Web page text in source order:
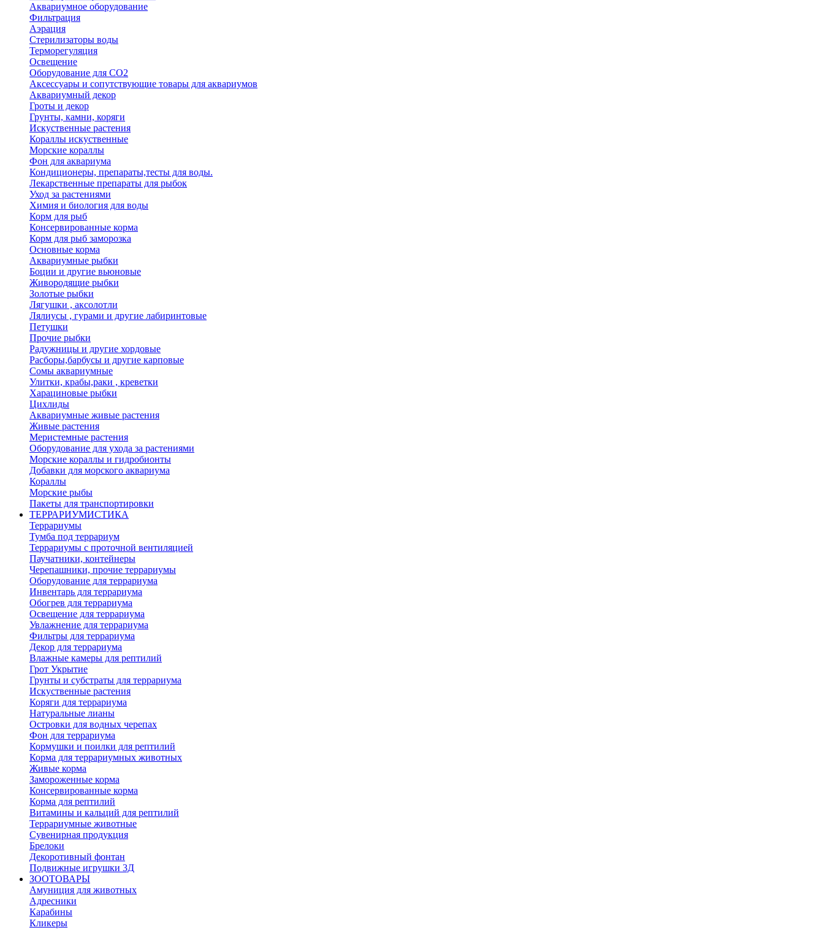
Аквариумное оборудование
Фильтрация
Аэрация
Стерилизаторы воды
Терморегуляция
Освещение
Оборудование для CO2
Аксессуары и сопутствующие товары для аквариумов
Аквариумный декор
Гроты и декор
Грунты, камни, коряги
Искуственные растения
Кораллы искуственные
Морские кораллы
Фон для аквариума
Кондиционеры, препараты,тесты для воды.
Лекарственные препараты для рыбок
Уход за растениями
Химия и биология для воды
Корм для рыб
Консервированные корма
Корм для рыб заморозка
Основные корма
Аквариумные рыбки
Боции и другие вьюновые
Живородящие рыбки
Золотые рыбки
Лягушки , аксолотли
Лялиусы , гурами и другие лабиринтовые
Петушки
Прочие рыбки
Радужницы и другие хордовые
Расборы,барбусы и другие карповые
Сомы аквариумные
Улитки, крабы,раки , креветки
Харациновые рыбки
Цихлиды
Аквариумные живые растения
Живые растения
Меристемные растения
Оборудование для ухода за растениями
Морские кораллы и гидробионты
Добавки для морского аквариума
Кораллы
Морские рыбы
Пакеты для транспортировки
ТЕРРАРИУМИСТИКА
Террариумы
Тумба под террариум
Террариумы с проточной вентиляцией
Паучатники, контейнеры
Черепашники, прочие террариумы
Оборудование для террариума
Инвентарь для террариума
Обогрев для террариума
Освещение для террариума
Увлажнение для террариума
Фильтры для террариума
Декор для террариума
Влажные камеры для рептилий
Грот Укрытие
Грунты и субстраты для террариума
Искуственные растения
Коряги для террариума
Натуральные лианы
Островки для водных черепах
Фон для террариума
Кормушки и поилки для рептилий
Корма для террариумных животных
Живые корма
Замороженные корма
Консервированные корма
Корма для рептилий
Витамины и кальций для рептилий
Террариумные животные
Сувенирная продукция
Брелоки
Декоротивный фонтан
Подвижные игрушки 3Д
ЗООТОВАРЫ
Амуниция для животных
Адресники
Карабины
Кликеры